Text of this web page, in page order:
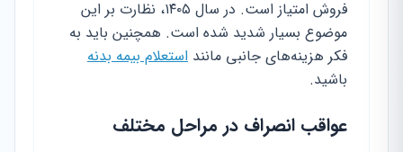
فروش امتیاز است. در سال ۱۴۰۵، نظارت بر این
موضوع بسیار شدید شده است. همچنین باید به
فکر هزینه‌های جانبی مانند استعلام بیمه بدنه
باشید.
عواقب انصراف در مراحل مختلف